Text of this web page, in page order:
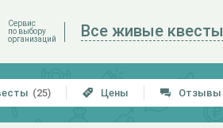
Сервис
по выбору
организаций
Все живые квесты
 Отзывы
 Цены
(25)